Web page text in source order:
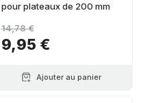
pour plateaux de 200 mm
9,95 €
14,78 €
Ajouter au panier